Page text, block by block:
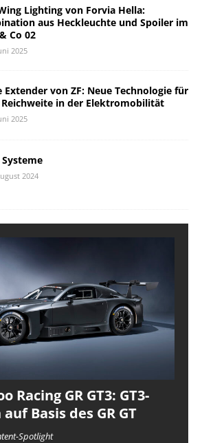
Lighting von Forvia Hella:
aus Heckleuchte und Spoiler im
Co 02
2025
Extender von ZF: Neue Technologie für
in der Elektromobilität
2025
Systeme
2024
Racing GR GT3: GT3-
Basis des GR GT
Spotlight